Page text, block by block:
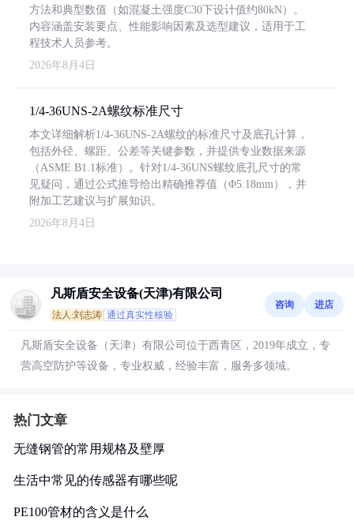
方法和典型数值（如混凝土强度C30下设计值约80kN）。
内容涵盖安装要点、性能影响因素及选型建议，适用于工
程技术人员参考。
2026年8月4日
1/4-36UNS-2A螺纹标准尺寸
本文详细解析1/4-36UNS-2A螺纹的标准尺寸及底孔计算，
包括外径、螺距、公差等关键参数，并提供专业数据来源
（ASME B1.1标准）。针对1/4-36UNS螺纹底孔尺寸的常
见疑问，通过公式推导给出精确推荐值（Φ5.18mm），并
附加工艺建议与扩展知识。
2026年8月4日
凡斯盾安全设备(天津)有限公司
法人:刘志涛 通过真实性核验
咨询 进店
凡斯盾安全设备（天津）有限公司位于西青区，2019年成立，专
营高空防护等设备，专业权威，经验丰富，服务多领域。
热门文章
无缝钢管的常用规格及壁厚
生活中常见的传感器有哪些呢
PE100管材的含义是什么